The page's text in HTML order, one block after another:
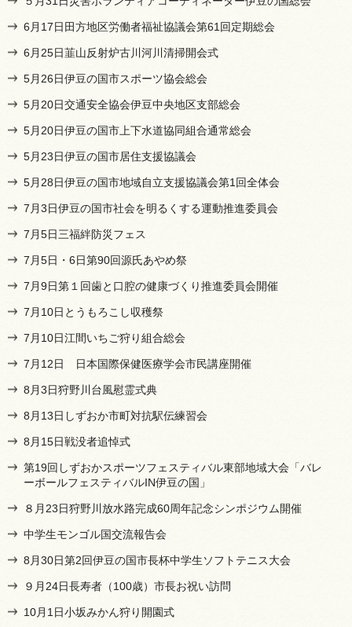
6月17日田方地区労働者福祉協議会第61回定期総会
6月25日韮山反射炉古川河川清掃開会式
5月26日伊豆の国市スポーツ協会総会
5月20日交通安全協会伊豆中央地区支部総会
5月20日伊豆の国市上下水道協同組合通常総会
5月23日伊豆の国市居住支援協議会
5月28日伊豆の国市地域自立支援協議会第1回全体会
7月3日伊豆の国市社会を明るくする運動推進委員会
7月5日三福絆防災フェス
7月5日・6日第90回源氏あやめ祭
7月9日第１回歯と口腔の健康づくり推進委員会開催
7月10日とうもろこし収穫祭
7月10日江間いちご狩り組合総会
7月12日 日本国際保健医療学会市民講座開催
8月3日狩野川台風慰霊式典
8月13日しずおか市町対抗駅伝練習会
8月15日戦没者追悼式
第19回しずおかスポーツフェスティバル東部地域大会「バレ
ーボールフェスティバルIN伊豆の国」
８月23日狩野川放水路完成60周年記念シンポジウム開催
中学生モンゴル国交流報告会
8月30日第2回伊豆の国市長杯中学生ソフトテニス大会
９月24日長寿者（100歳）市長お祝い訪問
10月1日小坂みかん狩り開園式